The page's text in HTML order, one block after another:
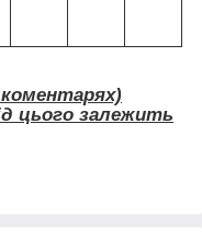
цього залежить